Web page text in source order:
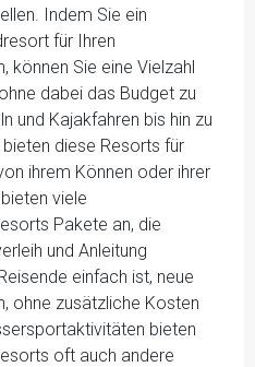
Indem Sie ein
für Ihren
können Sie eine Vielzahl
dabei das Budget zu
und Kajakfahren bis hin zu
diese Resorts für
ihrem Können oder ihrer
viele
Pakete an, die
und Anleitung
einfach ist, neue
ohne zusätzliche Kosten
bieten
oft auch andere